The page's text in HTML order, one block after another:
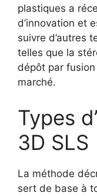
plastiques a
d’innovation et
suivre d’autres
telles que la
dépôt par
marché.
Types
3D SLS
La méthode
sert de base à